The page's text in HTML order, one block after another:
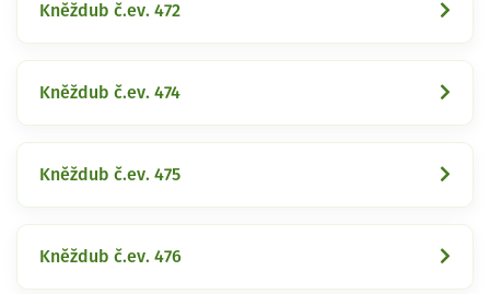
Kněždub č.ev. 472
Kněždub č.ev. 474
Kněždub č.ev. 475
Kněždub č.ev. 476